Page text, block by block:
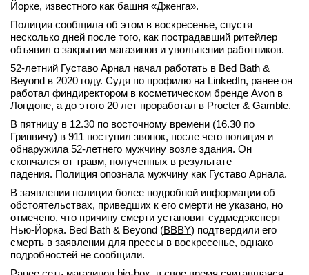
Новости
Интервью
вконтакте
телеграм
Стать автором
Вход
Йорке, известного как башня «Дженга».
Полиция сообщила об этом в воскресенье, спустя
несколько дней после того, как пострадавший ритейлер
объявил о закрытии магазинов и увольнении работников.
52-летний Густаво Арнал начал работать в Bed Bath &
Beyond в 2020 году. Судя по профилю на LinkedIn, ранее он
работал финдиректором в косметическом бренде Avon в
Лондоне, а до этого 20 лет проработал в Procter & Gamble.
В пятницу в 12.30 по восточному времени (16.30 по
Гринвичу) в 911 поступил звонок, после чего полиция и
обнаружила 52-летнего мужчину возле здания. Он
скончался от травм, полученных в результате
падения. Полиция опознала мужчину как Густаво Арнала.
В заявлении полиции более подробной информации об
обстоятельствах, приведших к его смерти не указано, но
отмечено, что причину смерти установит судмедэксперт
Нью-Йорка. Bed Bath & Beyond (BBBY) подтвердили его
смерть в заявлении для прессы в воскресенье, однако
подробностей не сообщили.